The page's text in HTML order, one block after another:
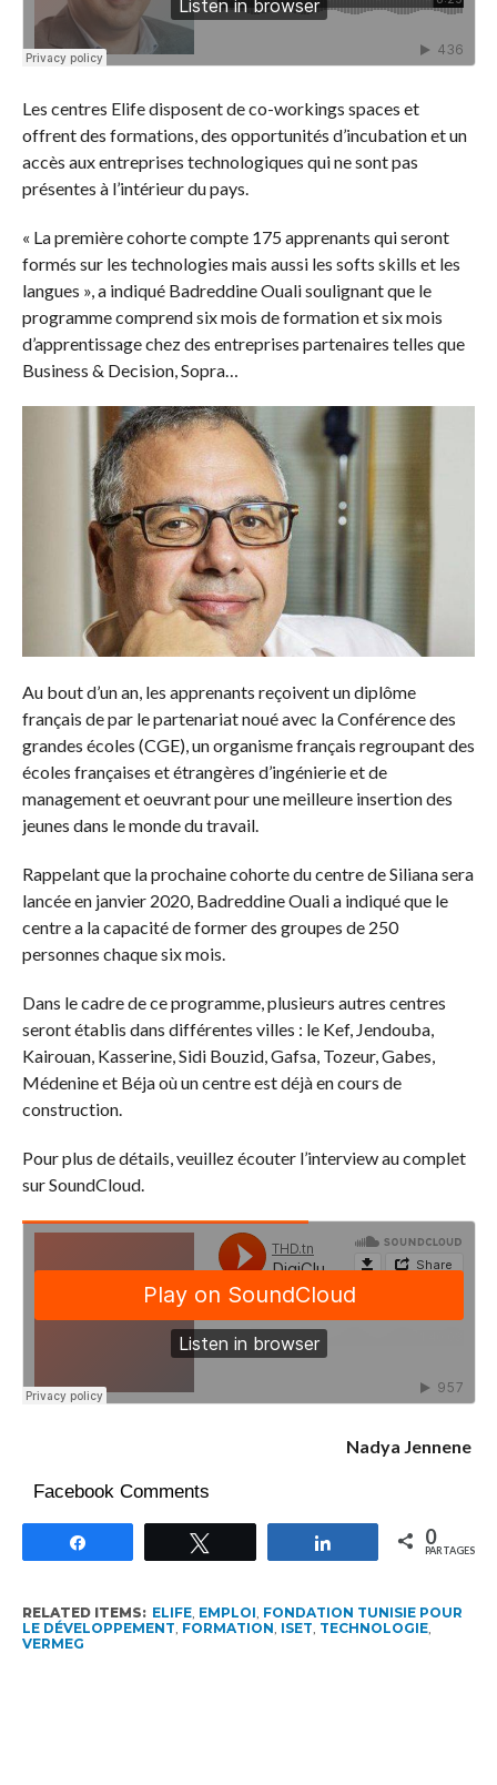
Les centres Elife disposent de co-workings spaces et
offrent des formations, des opportunités d’incubation et un
accès aux entreprises technologiques qui ne sont pas
présentes à l’intérieur du pays.
« La première cohorte compte 175 apprenants qui seront
formés sur les technologies mais aussi les softs skills et les
langues », a indiqué Badreddine Ouali soulignant que le
programme comprend six mois de formation et six mois
d’apprentissage chez des entreprises partenaires telles que
Business & Decision, Sopra…
Au bout d’un an, les apprenants reçoivent un diplôme
français de par le partenariat noué avec la Conférence des
grandes écoles (CGE), un organisme français regroupant des
écoles françaises et étrangères d’ingénierie et de
management et oeuvrant pour une meilleure insertion des
jeunes dans le monde du travail.
Rappelant que la prochaine cohorte du centre de Siliana sera
lancée en janvier 2020, Badreddine Ouali a indiqué que le
centre a la capacité de former des groupes de 250
personnes chaque six mois.
Dans le cadre de ce programme, plusieurs autres centres
seront établis dans différentes villes : le Kef, Jendouba,
Kairouan, Kasserine, Sidi Bouzid, Gafsa, Tozeur, Gabes,
Médenine et Béja où un centre est déjà en cours de
construction.
Pour plus de détails, veuillez écouter l’interview au complet
sur SoundCloud.
Nadya Jennene
Facebook Comments
Partagez 0
PARTAGES
RELATED ITEMS: ELIFE, EMPLOI FONDATION TUNISIE POUR
LE DÉVELOPPEMENT FORMATION ISET TECHNOLOGIE,
VERMEG